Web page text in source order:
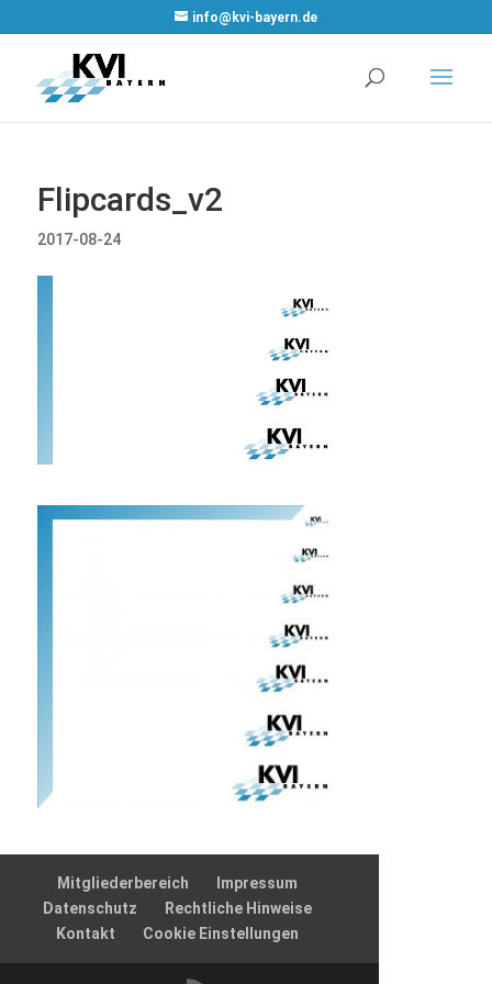
info@kvi-bayern.de
Flipcards_v2
2017-08-24
Mitgliederbereich
Impressum
Datenschutz
Rechtliche Hinweise
Kontakt
Cookie Einstellungen
Cookie Plugin
Cookie Banner